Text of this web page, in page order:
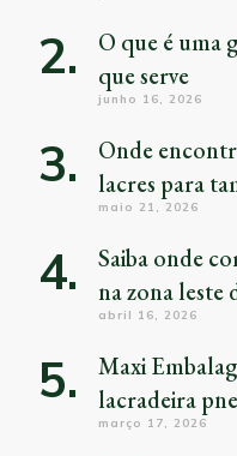
O que é uma
que serve
junho 16, 2026
Onde
lacres para
maio 21, 2026
Saiba onde
na zona leste
abril 16, 2026
Maxi
lacradeira
março 17, 2026